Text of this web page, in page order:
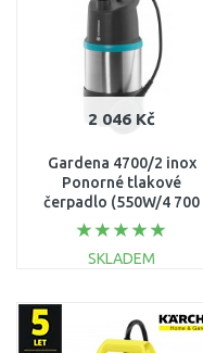
2 046 Kč
Gardena 4700/2 inox
Ponorné tlakové
čerpadlo (550W/4 700
l/h) 9025-29
SKLADEM
Porovnat